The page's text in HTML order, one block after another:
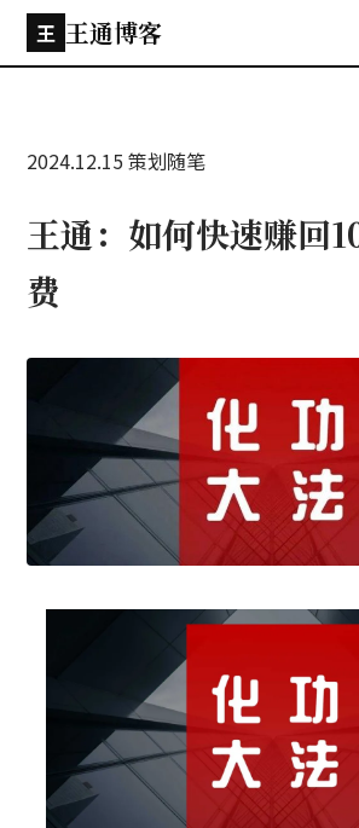
王 王通博客
2024.12.15 策划随笔
王通：如何快速赚回
费